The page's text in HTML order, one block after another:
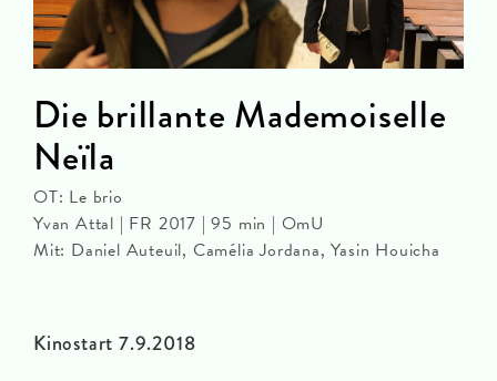
Kinostart 7.9.2018
Die brillante Mademoiselle
Neïla
OT: Le brio
Yvan Attal | FR 2017 | 95 min | OmU
Mit: Daniel Auteuil, Camélia Jordana, Yasin Houicha